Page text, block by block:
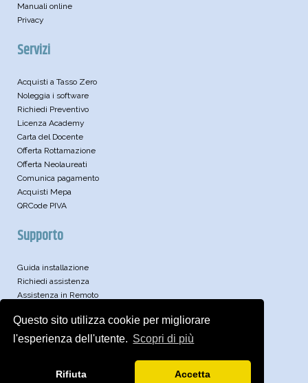
Questo sito utilizza cookie per migliorare
l'esperienza dell'utente. Scopri di più
Rifiuta Accetta
Manuali online
Privacy
Servizi
Acquisti a Tasso Zero
Noleggia i software
Richiedi Preventivo
Licenza Academy
Carta del Docente
Offerta Rottamazione
Offerta Neolaureati
Comunica pagamento
Acquisti Mepa
QRCode PIVA
Supporto
Guida installazione
Richiedi assistenza
Assistenza in Remoto
Video
Articoli Tecnici
Archivio News